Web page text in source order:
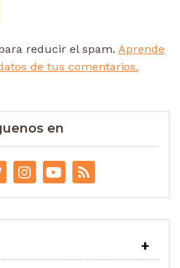
reducir el spam. Aprende
de tus comentarios.
en